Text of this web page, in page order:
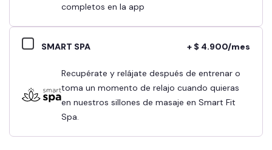
completos en la app
SMART SPA + $ 4.900/mes
Recupérate y relájate después de entrenar o
toma un momento de relajo cuando quieras
en nuestros sillones de masaje en Smart Fit
Spa.